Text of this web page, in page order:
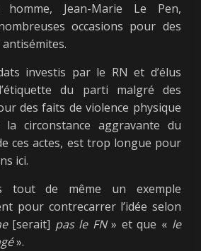
Jean-Marie Le Pen,
occasions pour des
investis par le RN et d’élus
du parti malgré des
des faits de violence physique
circonstance aggravante du
ces actes, est trop longue pour
ici.
tout de même un exemple
pour contrecarrer l’idée selon
[serait] pas le FN» et que « le
».